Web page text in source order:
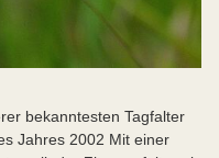
bekanntesten Tagfalter
Jahres 2002 Mit einer